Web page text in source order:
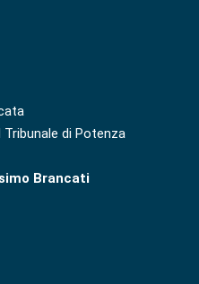
di Potenza
Brancati